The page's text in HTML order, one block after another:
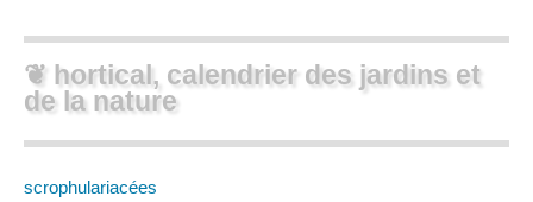
❦ hortical, calendrier des jardins et
de la nature
scrophulariacées